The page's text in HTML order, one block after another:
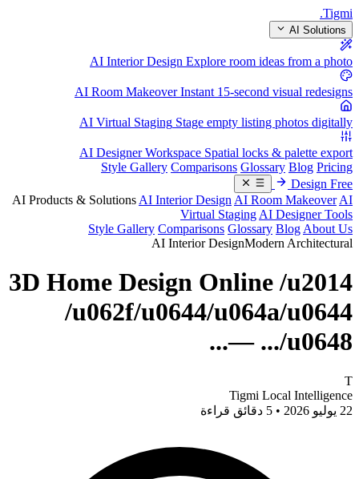
Tigmi
.
AI Solutions
AI Interior Design Explore room ideas from a photo
AI Room Makeover Instant 15-second visual redesigns
AI Virtual Staging Stage empty listing photos digitally
AI Designer Workspace Spatial locks & palette export
Style Gallery Comparisons Glossary Blog Pricing
Design Free
AI Products & Solutions AI Interior Design AI Room Makeover AI
Virtual Staging AI Designer Tools
Style Gallery Comparisons Glossary Blog About Us
AI Interior DesignModern Architectural
3D Home Design Online /u2014
/u062f/u0644/u064a/u0644
/u0648... —...
T
Tigmi Local Intelligence
22 يوليو 2026 • 5 دقائق قراءة